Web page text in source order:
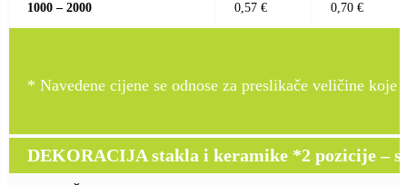
1000 – 2000 0,57 € 0,70 €
* Navedene cijene se odnose za preslikače veličine
DEKORACIJA stakla i keramike *2 pozicije –